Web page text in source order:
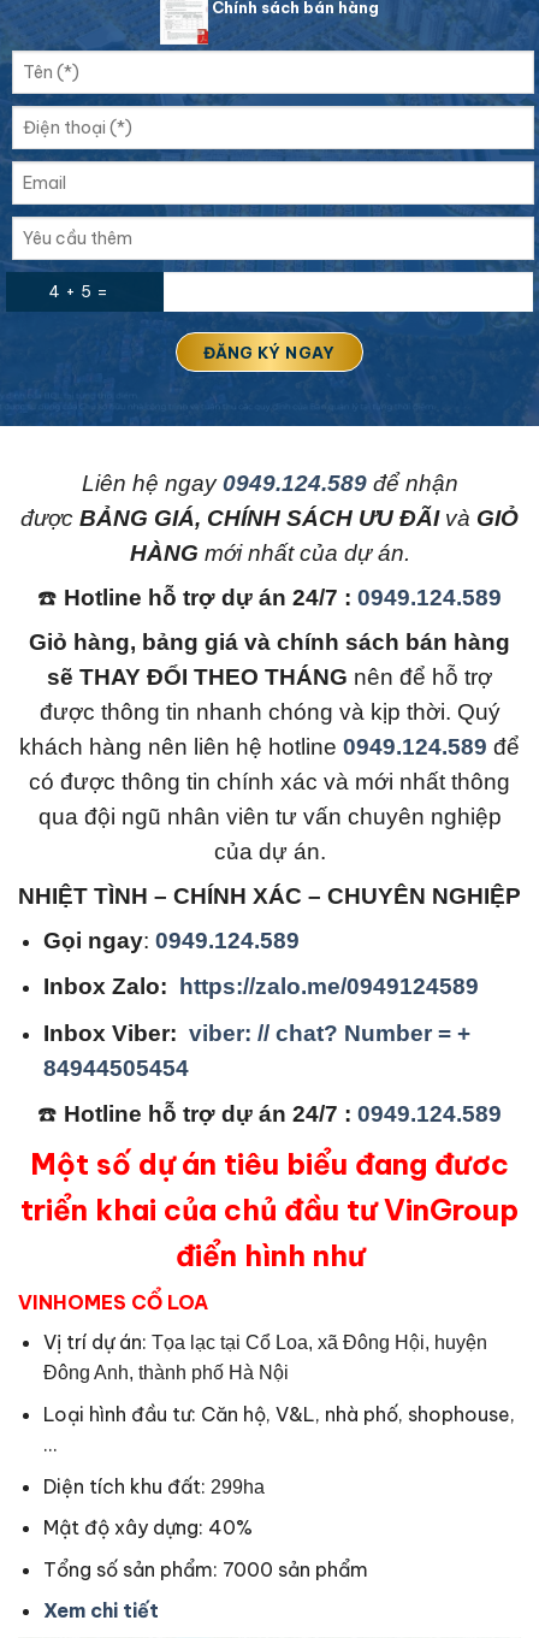
Chính sách bán hàng
4 + 5 =
Liên hệ ngay 0949.124.589để nhận
được BẢNG GIÁ, CHÍNH SÁCH ƯU ĐÃIvà GIỎ
HÀNG mới nhất của dự án.
☎️ Hotline hỗ trợ dự án 24/7 : 0949.124.589
Giỏ hàng, bảng giá và chính sách bán hàng
sẽ THAY ĐỔI THEO THÁNG nên để hỗ trợ
được thông tin nhanh chóng và kịp thời. Quý
khách hàng nên liên hệ hotline 0949.124.589 để
có được thông tin chính xác và mới nhất thông
qua đội ngũ nhân viên tư vấn chuyên nghiệp
của dự án.
NHIỆT TÌNH – CHÍNH XÁC – CHUYÊN NGHIỆP
Gọi ngay: 0949.124.589
Inbox Zalo:
https://zalo.me/0949124589
Inbox Viber: viber: // chat? Number = +
84944505454
☎️ Hotline hỗ trợ dự án 24/7 : 0949.124.589
Một số dự án tiêu biểu đang đươc
triển khai của chủ đầu tư VinGroup
điển hình như
VINHOMES CỔ LOA
Vị trí dự án: Tọa lạc tại Cổ Loa, xã Đông Hội, huyện
Đông Anh, thành phố Hà Nội
Loại hình đầu tư: Căn hộ, V&L, nhà phố, shophouse,
…
Diện tích khu đất: 299ha
Mật độ xây dựng: 40%
Tổng số sản phẩm: 7000 sản phẩm
Xem chi tiết